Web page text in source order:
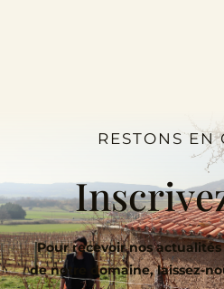
RESTONS EN
Pour recevoir nos
de notre domaine, laissez-